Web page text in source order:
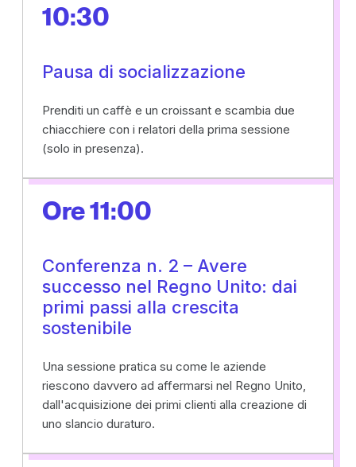
10:30
Pausa di socializzazione
Prenditi un caffè e un croissant e scambia due
chiacchiere con i relatori della prima sessione
(solo in presenza).
Ore 11:00
Conferenza n. 2 – Avere
successo nel Regno Unito: dai
primi passi alla crescita
sostenibile
Una sessione pratica su come le aziende
riescono davvero ad affermarsi nel Regno Unito,
dall'acquisizione dei primi clienti alla creazione di
uno slancio duraturo.